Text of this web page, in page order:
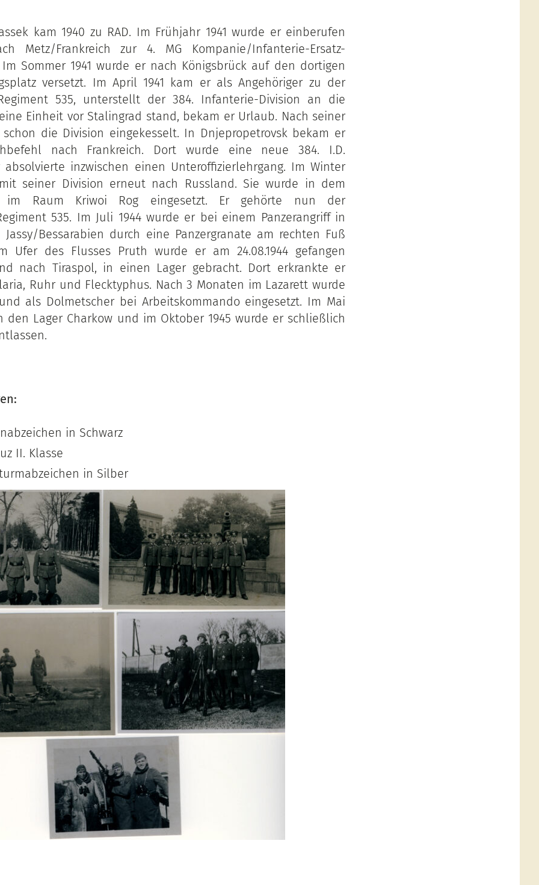
kam 1940 zu RAD. Im Frühjahr 1941 wurde er einberufen
Metz/Frankreich zur 4. MG Kompanie/Infanterie-Ersatz-
Sommer 1941 wurde er nach Königsbrück auf den dortigen
versetzt. Im April 1941 kam er als Angehöriger zu der
535, unterstellt der 384. Infanterie-Division an die
Einheit vor Stalingrad stand, bekam er Urlaub. Nach seiner
die Division eingekesselt. In Dnjepropetrovsk bekam er
nach Frankreich. Dort wurde eine neue 384. I.D.
absolvierte inzwischen einen Unteroffizierlehrgang. Im Winter
seiner Division erneut nach Russland. Sie wurde in dem
im Raum Kriwoi Rog eingesetzt. Er gehörte nun der
535. Im Juli 1944 wurde er bei einem Panzerangriff in
Bessarabien durch eine Panzergranate am rechten Fuß
Ufer des Flusses Pruth wurde er am 24.08.1944 gefangen
nach Tiraspol, in einen Lager gebracht. Dort erkrankte er
Ruhr und Flecktyphus. Nach 3 Monaten im Lazarett wurde
als Dolmetscher bei Arbeitskommando eingesetzt. Im Mai
den Lager Charkow und im Oktober 1945 wurde er schließlich
in Schwarz
II. Klasse
in Silber